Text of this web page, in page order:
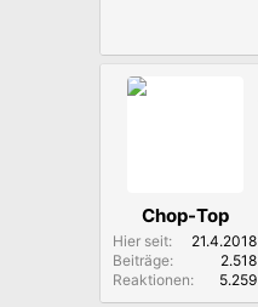
Chop-Top
Hier seit
21.4.2018
Beiträge
2.518
Reaktionen
5.259